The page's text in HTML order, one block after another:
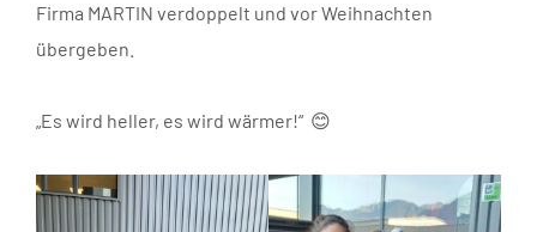
Firma MARTIN verdoppelt und vor Weihnachten
übergeben.
„Es wird heller, es wird wärmer!“ 😊